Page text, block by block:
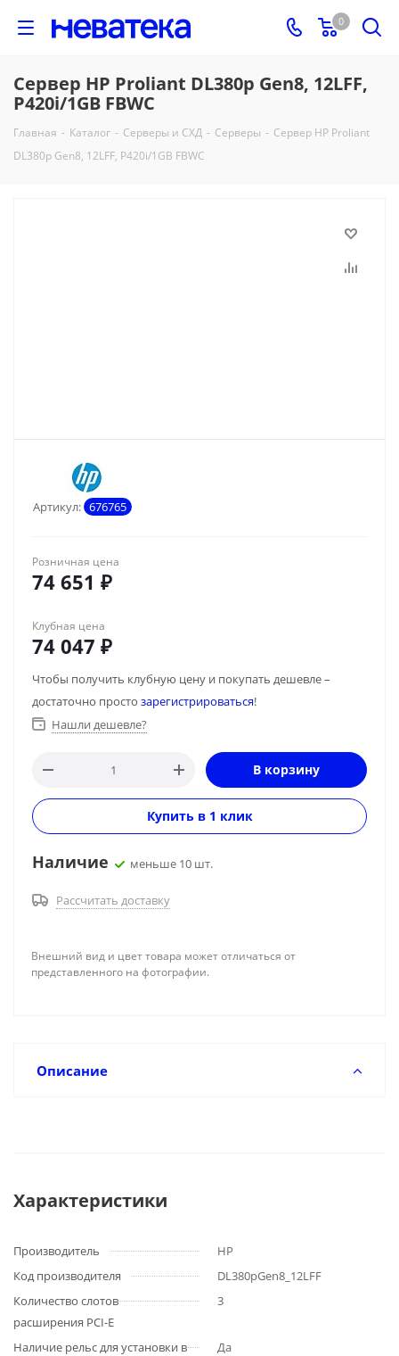
0
Сервер HP Proliant DL380p Gen8, 12LFF,
P420i/1GB FBWC
Главная - Каталог - Серверы и СХД - Серверы - Сервер HP Proliant
DL380p Gen8, 12LFF, P420i/1GB FBWC
Артикул: 676765
Розничная цена
74 651 ₽
Клубная цена
74 047 ₽
Чтобы получить клубную цену и покупать дешевле –
достаточно просто зарегистрироваться!
Нашли дешевле?
В корзину
Купить в 1 клик
Наличие меньше 10 шт.
Рассчитать доставку
Внешний вид и цвет товара может отличаться от
представленного на фотографии.
Описание
Характеристики
Производитель
HP
Код производителя
DL380pGen8_12LFF
Количество слотов
расширения PCI-E
3
Наличие рельс для установки в
Да